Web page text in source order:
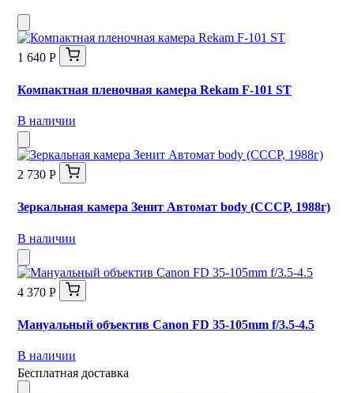
1 640 Р
Компактная пленочная камера Rekam F-101 ST
В наличии
2 730 Р
Зеркальная камера Зенит Автомат body (СССР, 1988г)
В наличии
4 370 Р
Мануальный объектив Canon FD 35-105mm f/3.5-4.5
В наличии
Бесплатная доставка